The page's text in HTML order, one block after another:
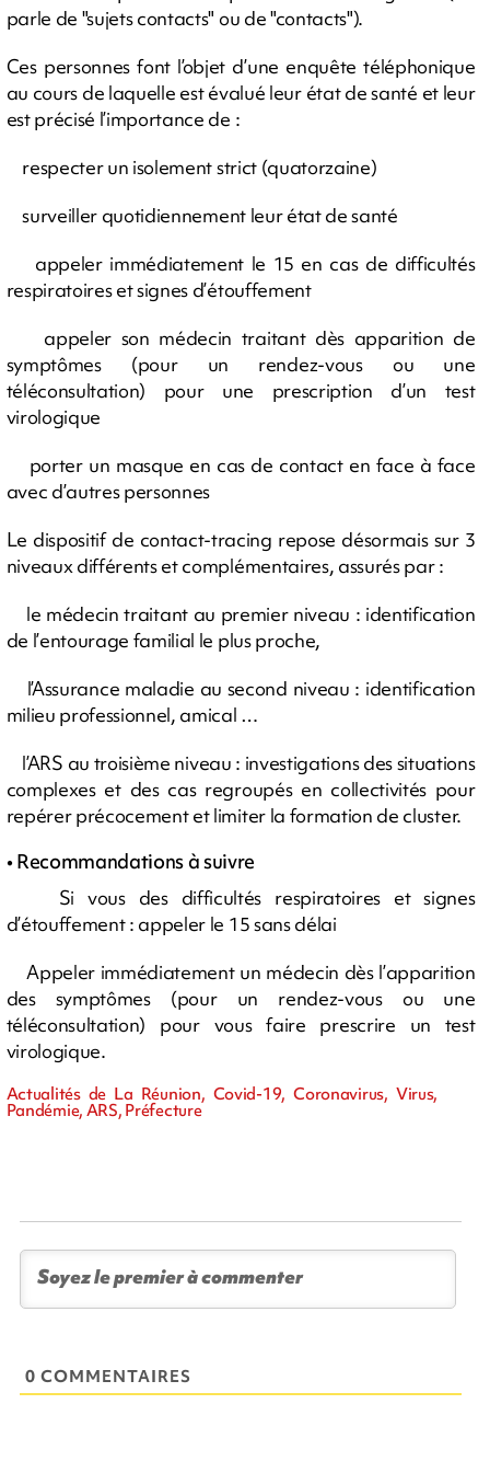
parle de "sujets contacts" ou de "contacts").
Ces personnes font l’objet d’une enquête téléphonique
au cours de laquelle est évalué leur état de santé et leur
est précisé l’importance de :
respecter un isolement strict (quatorzaine)
surveiller quotidiennement leur état de santé
appeler immédiatement le 15 en cas de difficultés
respiratoires et signes d’étouffement
appeler son médecin traitant dès apparition de
symptômes (pour un rendez-vous ou une
téléconsultation) pour une prescription d’un test
virologique
porter un masque en cas de contact en face à face
avec d’autres personnes
Le dispositif de contact-tracing repose désormais sur 3
niveaux différents et complémentaires, assurés par :
le médecin traitant au premier niveau : identification
de l’entourage familial le plus proche,
l’Assurance maladie au second niveau : identification
milieu professionnel, amical …
l’ARS au troisième niveau : investigations des situations
complexes et des cas regroupés en collectivités pour
repérer précocement et limiter la formation de cluster.
• Recommandations à suivre
Si vous des difficultés respiratoires et signes
d’étouffement : appeler le 15 sans délai
Appeler immédiatement un médecin dès l’apparition
des symptômes (pour un rendez-vous ou une
téléconsultation) pour vous faire prescrire un test
virologique.
Actualités de La Réunion, Covid-19, Coronavirus, Virus,
Pandémie, ARS, Préfecture
0 COMMENTAIRES